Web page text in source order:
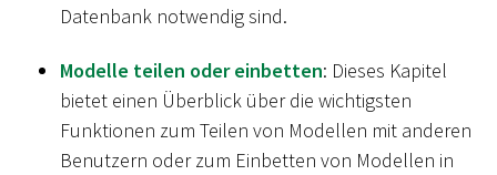
Datenbank notwendig sind.
Modelle teilen oder einbetten: Dieses Kapitel
bietet einen Überblick über die wichtigsten
Funktionen zum Teilen von Modellen mit anderen
Benutzern oder zum Einbetten von Modellen in